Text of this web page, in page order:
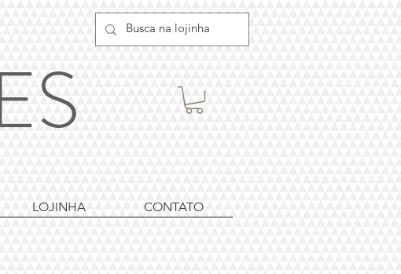
LOJINHA CONTATO